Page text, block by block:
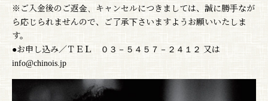
※ご入金後のご返金、キャンセルにつきましては、誠に勝手なが
ら応じられませんので、ご了承下さいますようお願いいたしま
す。
●お申し込み／ＴＥＬ ０３－５４５７－２４１２ 又は
info@chinois.jp